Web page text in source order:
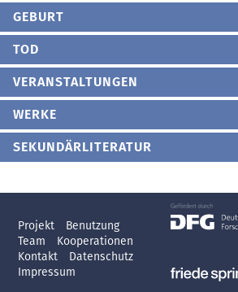
GEBURT
TOD
VERANSTALTUNGEN
WERKE
SEKUNDÄRLITERATUR
Projekt
Benutzung
Team
Kooperationen
Kontakt
Datenschutz
Impressum